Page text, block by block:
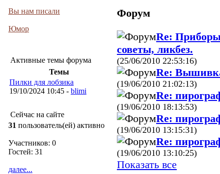
Вы нам писали
Юмор
Активные темы форума
Темы
Пилки для лобзика
19/10/2024 10:45 - blimi
Сейчас на сайте
31 пользователь(ей) активно
Участников: 0
Гостей: 31
далее...
Форум
Re:
советы, ликбез.
(25/06/2010 22:53:16)
Re:
(19/06/2010 21:02:13)
Re:
(19/06/2010 18:13:53)
Re:
(19/06/2010 13:15:31)
Re:
(19/06/2010 13:10:25)
Показать все